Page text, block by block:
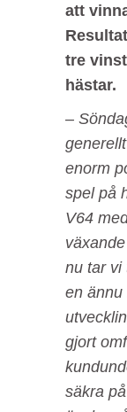
att
tre
hästar.
–
enorm
spel på
V64
nu tar vi
en ännu
gjort
säkra